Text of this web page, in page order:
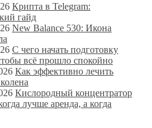
Крипта в Telegram:
гайд
New Balance 530: Икона
С чего начать подготовку
всё прошло спокойно
Как эффективно лечить
Кислородный концентратор
лучше аренда, а когда